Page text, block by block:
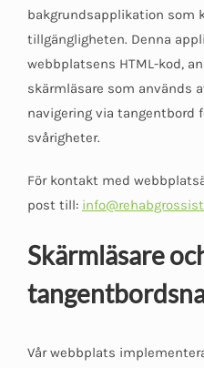
bakgrundsapplikation som
tillgängligheten. Denna
webbplatsens HTML-kod,
skärmläsare som används
navigering via tangentbord
svårigheter.
För kontakt med
post till:
Skärmläsare
Vår webbplats